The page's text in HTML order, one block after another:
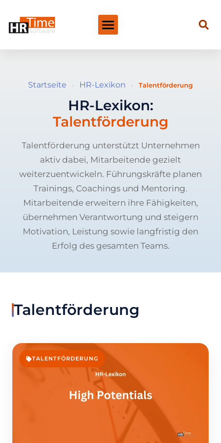
Startseite › HR-Lexikon › Talentförderung
HR-Lexikon:
Talentförderung
Talentförderung unterstützt Unternehmen
aktiv dabei, Mitarbeitende gezielt
weiterzuentwickeln. Führungskräfte planen
Trainings, Coachings und Mentoring.
Mitarbeitende erweitern ihre Fähigkeiten,
übernehmen Verantwortung und steigern
Motivation, Leistung sowie langfristig den
Erfolg des gesamten Teams.
Talentförderung
TALENTFÖRDERUNG